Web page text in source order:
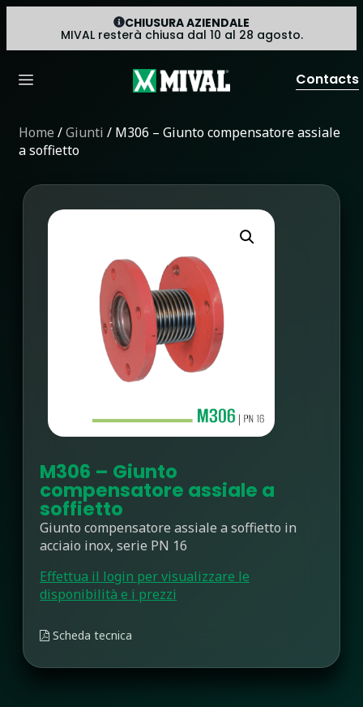
CHIUSURA AZIENDALE
MIVAL resterà chiusa dal 10 al 28 agosto.
Contacts
Home /Giunti / M306 – Giunto compensatore assiale
a soffietto
M306 – Giunto
compensatore assiale a
soffietto
Giunto compensatore assiale a soffietto in
acciaio inox, serie PN 16
Effettua il login per visualizzare le
disponibilità e i prezzi
Scheda tecnica